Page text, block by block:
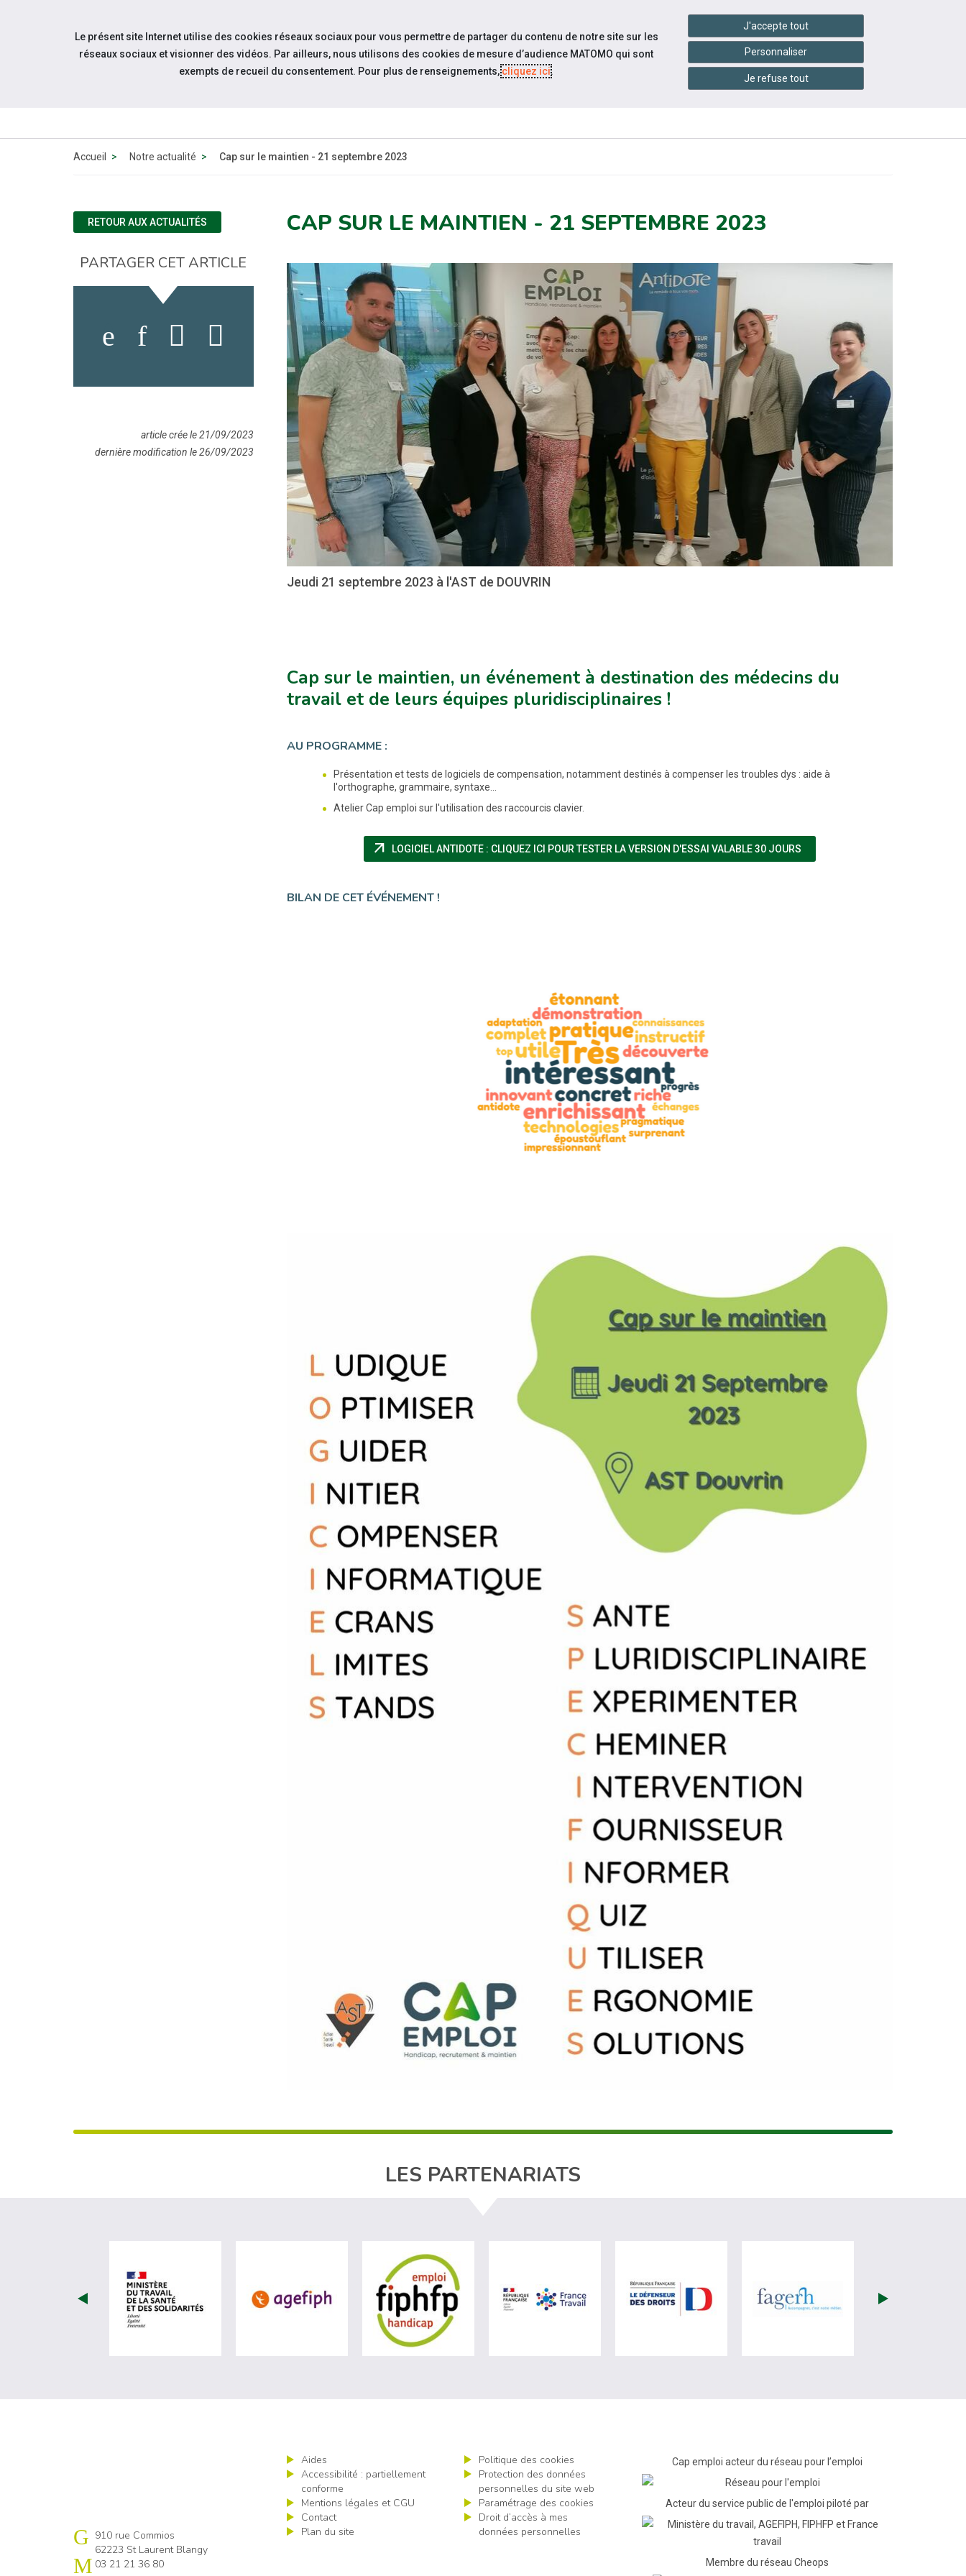
Aller au contenu
Accessibilité handshake Services en ligne
ESPACE
ESPACE
PRATIQUES
CONTACTEZ-
NOUS
ÉVÉNEMENTS
Accueil Notre actualité Cap sur le maintien - 21 septembre 2023
CAP SUR LE MAINTIEN - 21 SEPTEMBRE 2023
Jeudi 21 septembre 2023 à l'AST de DOUVRIN
Cap sur le maintien, un événement à destination des médecins du
travail et de leurs équipes pluridisciplinaires !
AU PROGRAMME :
Présentation et tests de logiciels de compensation, notamment destinés à compenser les troubles dys : aide à
l'orthographe, grammaire, syntaxe...
Atelier Cap emploi sur l'utilisation des raccourcis clavier.
arrow_outward LOGICIEL ANTIDOTE : CLIQUEZ ICI POUR TESTER LA VERSION D'ESSAI VALABLE 30 JOURS
BILAN DE CET ÉVÉNEMENT !
RETOUR AUX ACTUALITÉS
PARTAGER CET ARTICLE
article crée le 21/09/2023
dernière modification le 26/09/2023
LES PARTENARIATS
visiter les site de Ministère du travail (nouvelle fenêtre)
visiter les site de Agefiph (nouvelle fenêtre)visiter les site de Fiphfp (nouvelle fenêtre)visiter les site de France Travail (nouvelle fenêtre)visiter les site de Défenseur des droits (nouvelle
visiter les site de Fagerh
Cap emploi Pas-de-Calais centre
910 rue Commios
62223 St Laurent Blangy
03 21 21 36 80
Aides
Accessibilité : partiellement
conforme
Mentions légales et CGU
Contact
Plan du site
Politique des cookies
Protection des données
personnelles du site web
Paramétrage des cookies
Droit d’accès à mes
données personnelles
Cap emploi acteur du réseau pour l’emploi
Acteur du service public de l'emploi piloté par
Membre du réseau Cheops
Le présent site Internet utilise des cookies réseaux sociaux pour vous permettre de partager du contenu de notre site sur les
réseaux sociaux et visionner des vidéos. Par ailleurs, nous utilisons des cookies de mesure d’audience MATOMO qui sont
exempts de recueil du consentement. Pour plus de renseignements,cliquez ici.
J'accepte tout
Personnaliser
Je refuse tout